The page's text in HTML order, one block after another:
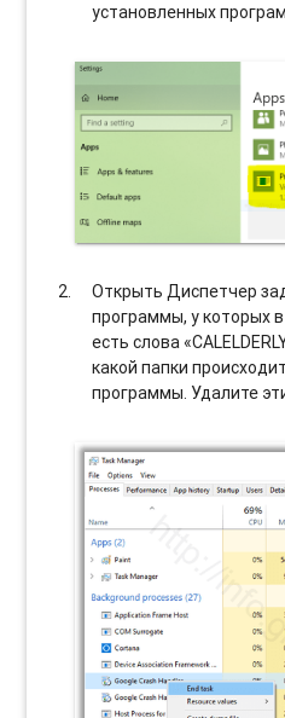
установленных
Открыть Диспетчер
программы, у которых
есть слова
какой папки
программы. Удалите